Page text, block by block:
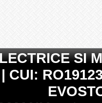
SI
CUI: